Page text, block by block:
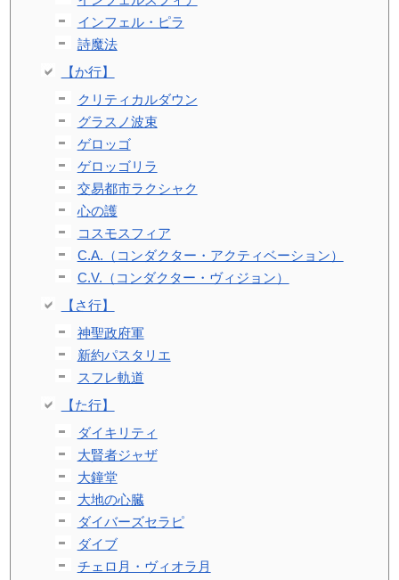
インフェル・ピラ
詩魔法
【か行】
クリティカルダウン
グラスノ波束
ゲロッゴ
ゲロッゴリラ
交易都市ラクシャク
心の護
コスモスフィア
C.A.（コンダクター・アクティベーション）
C.V.（コンダクター・ヴィジョン）
【さ行】
神聖政府軍
新約パスタリエ
スフレ軌道
【た行】
ダイキリティ
大賢者ジャザ
大鐘堂
大地の心臓
ダイバーズセラピ
ダイブ
チェロ月・ヴィオラ月